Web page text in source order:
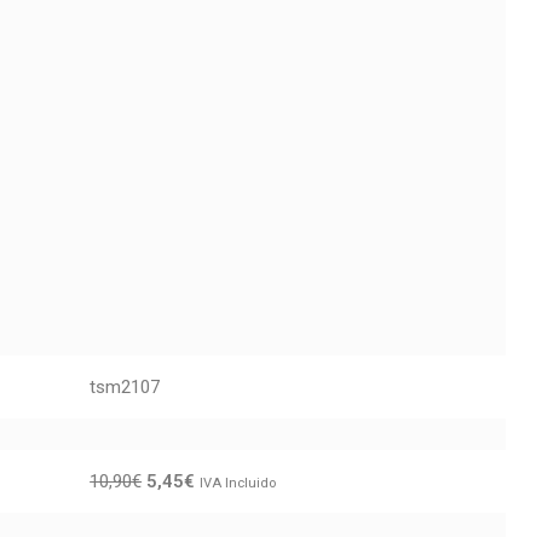
tsm2107
10,90€ 5,45€ IVA Incluido